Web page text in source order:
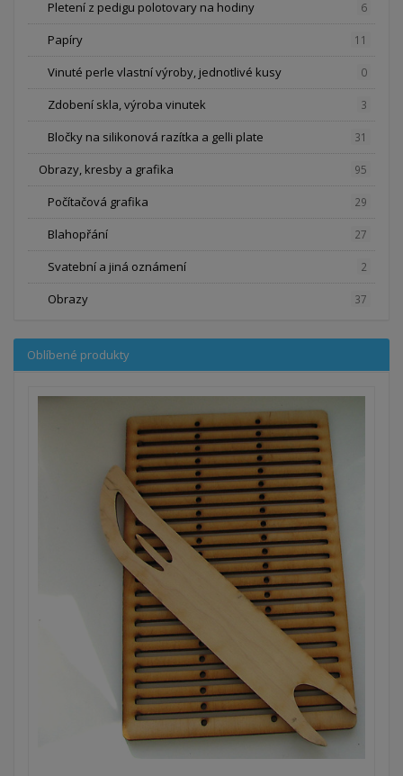
Pletení z pedigu polotovary na hodiny 6
Papíry 11
Vinuté perle vlastní výroby, jednotlivé kusy 0
Zdobení skla, výroba vinutek 3
Bločky na silikonová razítka a gelli plate 31
Obrazy, kresby a grafika 95
Počítačová grafika 29
Blahopřání 27
Svatební a jiná oznámení 2
Obrazy 37
Oblíbené produkty